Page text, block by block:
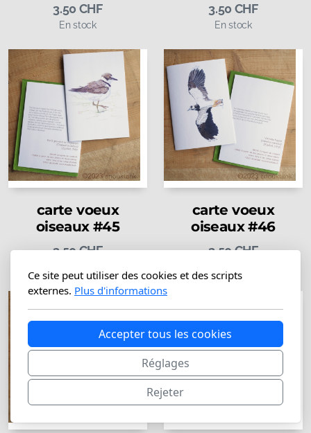
3.50 CHF
En stock
3.50 CHF
En stock
carte voeux
oiseaux #45
3.50CHF
carte voeux
oiseaux #46
3.50CHF
Ce site peut utiliser des cookies et des scripts
externes. Plus d'informations
Accepter tous les cookies
Réglages
Rejeter